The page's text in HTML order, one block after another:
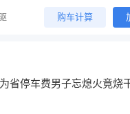
购车计算
省停车费男子忘熄火竟烧